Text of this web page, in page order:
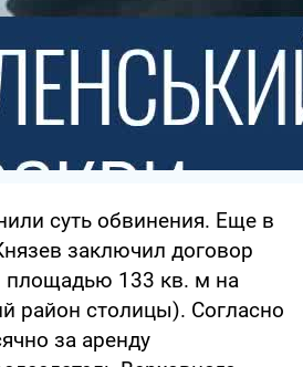
суть обвинения. Еще в
заключил договор
площадью 133 кв. м на
район столицы). Согласно
за аренду